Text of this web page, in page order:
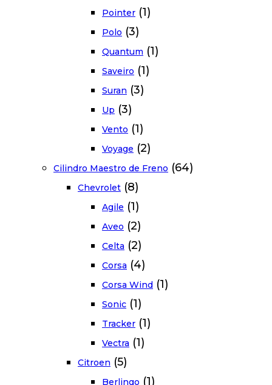
Pointer (1)
Polo (3)
Quantum (1)
Saveiro (1)
Suran (3)
Up (3)
Vento (1)
Voyage (2)
Cilindro Maestro de Freno (64)
Chevrolet (8)
Agile (1)
Aveo (2)
Celta (2)
Corsa (4)
Corsa Wind (1)
Sonic (1)
Tracker (1)
Vectra (1)
Citroen (5)
Berlingo (1)